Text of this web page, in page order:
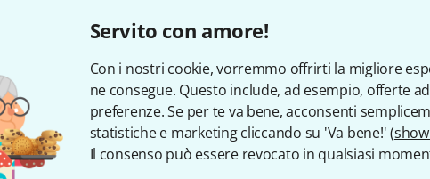
Servito con amore!
Con i nostri cookie, vorremmo offrirti la migliore
ne consegue. Questo include, ad esempio, offerte
preferenze. Se per te va bene, acconsenti
statistiche e marketing cliccando su 'Va bene!' (
Il consenso può essere revocato in qualsiasi
25%
COMPRATO
beyerdynamic Headband Pro
€ 9
4%
COMPRATO
beyerdynamic Headband
Slider Kit